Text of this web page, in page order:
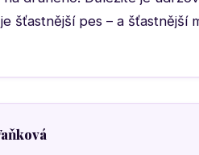
šťastnější pes – a šťastnější